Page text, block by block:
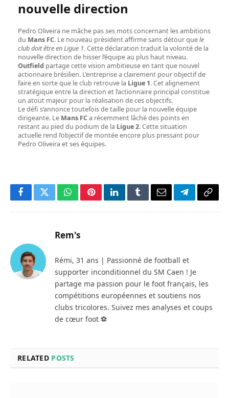
nouvelle direction
Pedro Oliveira ne mâche pas ses mots concernant les ambitions
du Mans FC. Le nouveau président affirme sans détour quele
club doit être en Ligue 1. Cette déclaration traduit la volonté de la
nouvelle direction de hisser l’équipe au plus haut niveau.
Outfield partage cette vision ambitieuse en tant que nouvel
actionnaire brésilien. L’entreprise a clairement pour objectif de
faire en sorte que le club retrouve la Ligue 1. Cet alignement
stratégique entre la direction et l’actionnaire principal constitue
un atout majeur pour la réalisation de ces objectifs.
Le défi s’annonce toutefois de taille pour la nouvelle équipe
dirigeante. Le Mans FCa récemment lâché des points en
restant au pied du podium de la Ligue 2. Cette situation
actuelle rend l’objectif de montée encore plus pressant pour
Pedro Oliveira et ses équipes.
FacebookTwitterWhatsAppPinterestLinkedInTumblrEmailTelegram
Copy
Rem's
Rémi, 31 ans | Passionné de football et
supporter inconditionnel du SM Caen ! Je
partage ma passion pour le foot français, les
compétitions européennes et soutiens nos
clubs tricolores. Suivez mes analyses et coups
de cœur foot ⚽
RELATED POSTS